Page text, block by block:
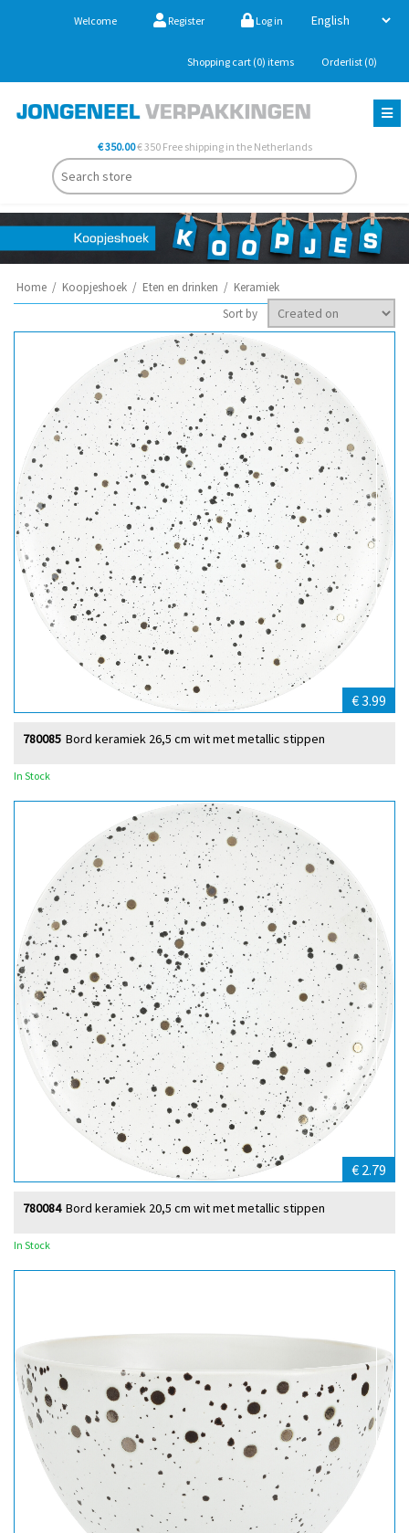
Welcome Register Log in
Shopping cart (0) items Orderlist (0)
€ 350.00€ 350 Free shipping in the Netherlands
Home / Koopjeshoek / Eten en drinken / Keramiek
Sort by
€ 3.99
Bord keramiek 26,5 cm wit met metallic stippen
780085
In Stock
€ 2.79
Bord keramiek 20,5 cm wit met metallic stippen
780084
In Stock